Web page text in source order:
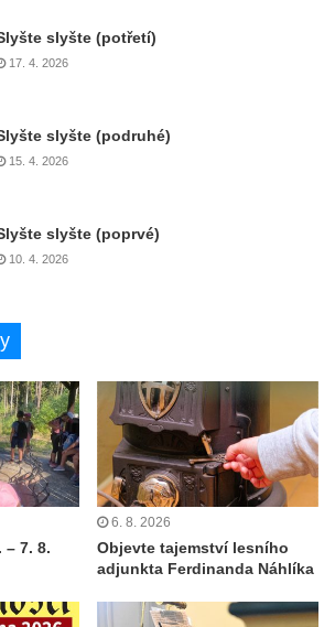
slyšte (potřetí)
17. 4. 2026
slyšte (podruhé)
15. 4. 2026
slyšte (poprvé)
10. 4. 2026
– 7. 8.
6. 8. 2026
Objevte tajemství lesního
adjunkta Ferdinanda Náhlíka